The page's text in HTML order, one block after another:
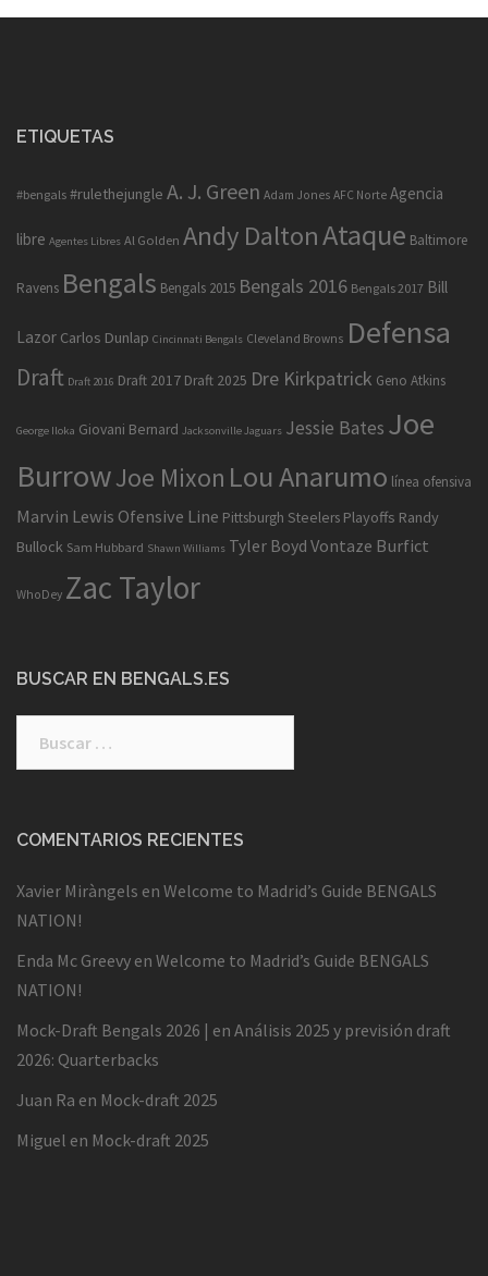
ETIQUETAS
#bengals #rulethejungle A. J. Green Adam Jones AFC Norte Agencia
libre Agentes Libres Al Golden Andy DaltonAtaque Baltimore
Ravens Bengals Bengals 2015 Bengals 2016 Bengals 2017 Bill
Lazor Carlos Dunlap Cincinnati Bengals Cleveland Browns Defensa
Draft Draft 2016 Draft 2017 Draft 2025 Dre Kirkpatrick Geno Atkins
George Iloka Giovani Bernard Jacksonville Jaguars Jessie Bates Joe
BurrowJoe Mixon Lou Anarumo línea ofensiva
Marvin Lewis Ofensive Line Pittsburgh Steelers Playoffs Randy
Bullock Sam Hubbard Shawn Williams Tyler Boyd Vontaze Burfict
WhoDey Zac Taylor
BUSCAR EN BENGALS.ES
COMENTARIOS RECIENTES
Xavier Miràngels en Welcome to Madrid’s Guide BENGALS
NATION!
Enda Mc Greevy en Welcome to Madrid’s Guide BENGALS
NATION!
Mock-Draft Bengals 2026 | en Análisis 2025 y previsión draft
2026: Quarterbacks
Juan Ra en Mock-draft 2025
Miguel en Mock-draft 2025